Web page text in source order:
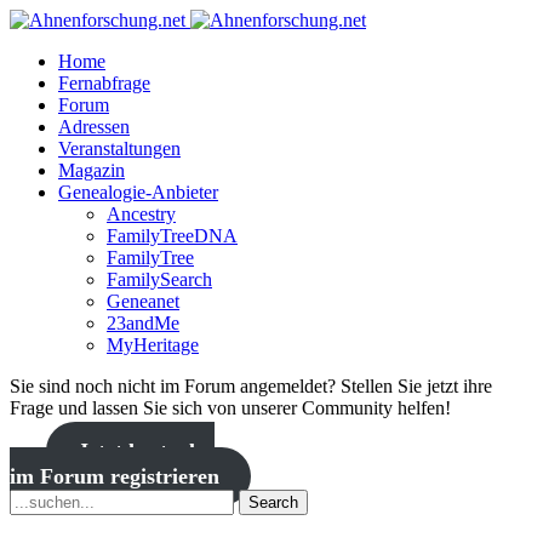
Home
Fernabfrage
Forum
Adressen
Veranstaltungen
Magazin
Genealogie-Anbieter
Ancestry
FamilyTreeDNA
FamilyTree
FamilySearch
Geneanet
23andMe
MyHeritage
Sie sind noch nicht im Forum angemeldet? Stellen Sie jetzt ihre
Frage und lassen Sie sich von unserer Community helfen!
Jetzt kostenlos
im Forum registrieren
Search